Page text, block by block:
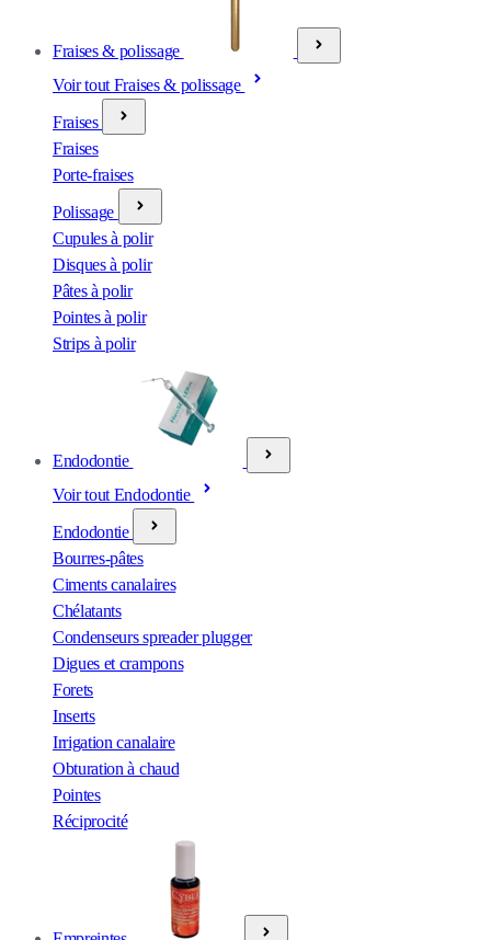
Fraises & polissage
Voir tout Fraises & polissage
Fraises
Fraises
Porte-fraises
Polissage
Cupules à polir
Disques à polir
Pâtes à polir
Pointes à polir
Strips à polir
Endodontie
Voir tout Endodontie
Endodontie
Bourres-pâtes
Ciments canalaires
Chélatants
Condenseurs spreader plugger
Digues et crampons
Forets
Inserts
Irrigation canalaire
Obturation à chaud
Pointes
Réciprocité